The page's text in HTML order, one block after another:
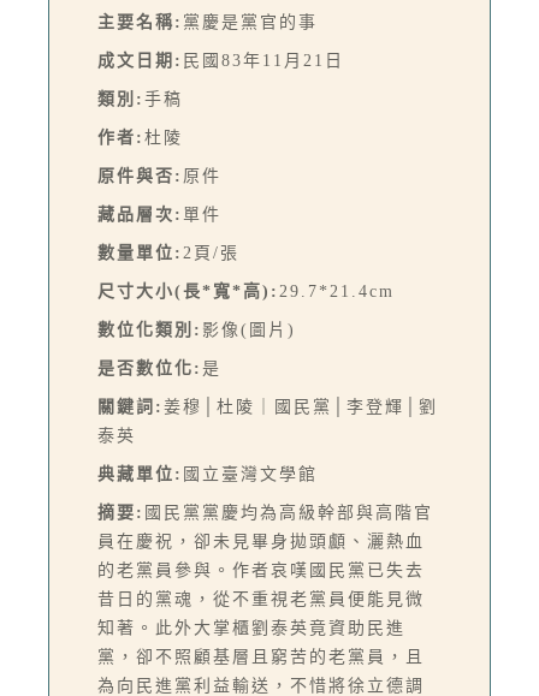
主要名稱: 黨慶是黨官的事
成文日期: 民國83年11月21日
類別: 手稿
作者: 杜陵
原件與否: 原件
藏品層次: 單件
數量單位: 2頁/張
尺寸大小(長*寬*高): 29.7*21.4cm
數位化類別: 影像(圖片)
是否數位化: 是
關鍵詞: 姜穆│杜陵｜國民黨│李登輝│劉
泰英
典藏單位: 國立臺灣文學館
摘要: 國民黨黨慶均為高級幹部與高階官
員在慶祝，卻未見畢身拋頭顱、灑熱血
的老黨員參與。作者哀嘆國民黨已失去
昔日的黨魂，從不重視老黨員便能見微
知著。此外大掌櫃劉泰英竟資助民進
黨，卻不照顧基層且窮苦的老黨員，且
為向民進黨利益輸送，不惜將徐立德調